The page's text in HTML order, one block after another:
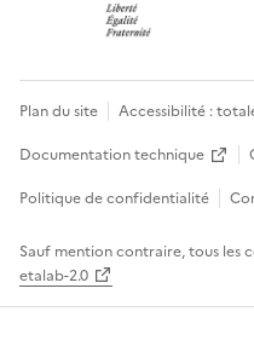
Plan du site Accessibilité :
Documentation technique
Politique de confidentialité
Sauf mention contraire, tous les
etalab-2.0